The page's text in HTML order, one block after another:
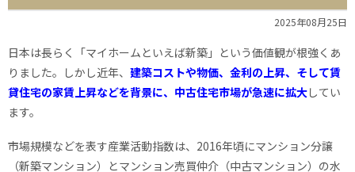
2025年08月25日
日本は長らく「マイホームといえば新築」という価値観が根強くあ
りました。しかし近年、 建築コストや物価、金利の上昇、そして賃
貸住宅の家賃上昇などを背景に、中古住宅市場が急速に拡大してい
ます。
市場規模などを表す産業活動指数は、2016年頃にマンション分譲
（新築マンション）とマンション売買仲介（中古マンション）の水